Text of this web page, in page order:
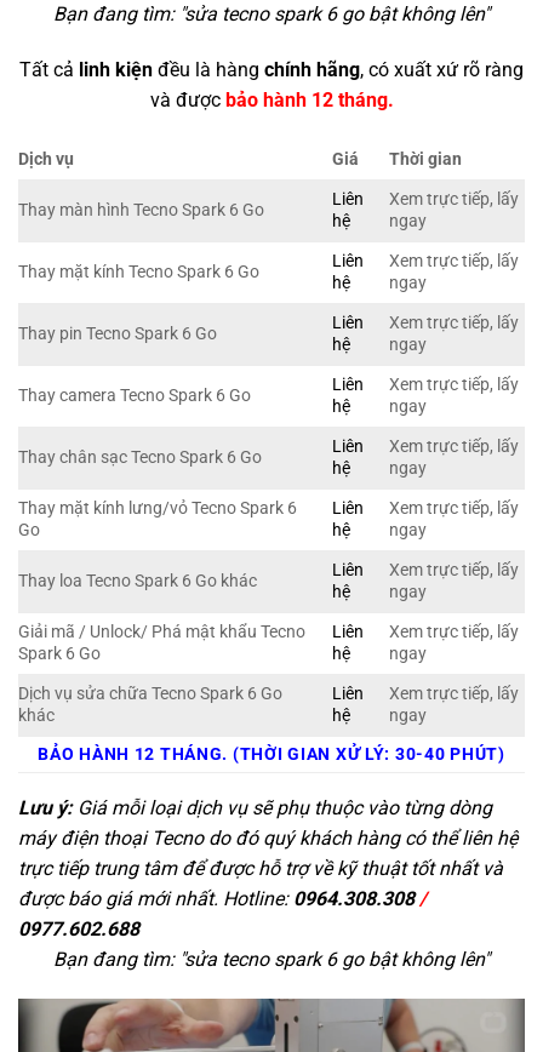
Bạn đang tìm: "sửa tecno spark 6 go bật không lên"
Tất cả linh kiện đều là hàng chính hãng, có xuất xứ rõ ràng
và được bảo hành 12 tháng.
Dịch vụ Giá Thời gian
Thay màn hình Tecno Spark 6 Go
Liên
hệ
Xem trực tiếp, lấy
ngay
Thay mặt kính Tecno Spark 6 Go
Liên
hệ
Xem trực tiếp, lấy
ngay
Thay pin Tecno Spark 6 Go
Liên
hệ
Xem trực tiếp, lấy
ngay
Thay camera Tecno Spark 6 Go
Liên
hệ
Xem trực tiếp, lấy
ngay
Thay chân sạc Tecno Spark 6 Go
Liên
hệ
Xem trực tiếp, lấy
ngay
Thay mặt kính lưng/vỏ Tecno Spark 6
Go
Liên
hệ
Xem trực tiếp, lấy
ngay
Thay loa Tecno Spark 6 Go khác
Liên
hệ
Xem trực tiếp, lấy
ngay
Giải mã / Unlock/ Phá mật khẩu Tecno
Spark 6 Go
Liên
hệ
Xem trực tiếp, lấy
ngay
Dịch vụ sửa chữa Tecno Spark 6 Go
khác
Liên
hệ
Xem trực tiếp, lấy
ngay
BẢO HÀNH 12 THÁNG. (THỜI GIAN XỬ LÝ: 30-40 PHÚT)
Lưu ý:Giá mỗi loại dịch vụ sẽ phụ thuộc vào từng dòng
máy điện thoại Tecno do đó quý khách hàng có thể liên hệ
trực tiếp trung tâm để được hỗ trợ về kỹ thuật tốt nhất và
được báo giá mới nhất. Hotline: 0964.308.308/
0977.602.688
Bạn đang tìm: "sửa tecno spark 6 go bật không lên"